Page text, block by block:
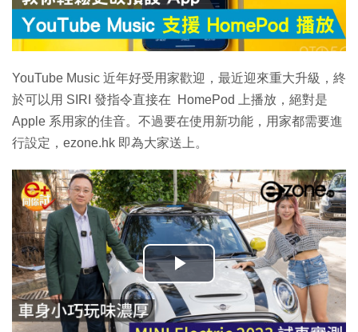
YouTube Music 近年好受用家歡迎，最近迎來重大升級，終
於可以用 SIRI 發指令直接在 HomePod 上播放，絕對是
Apple 系用家的佳音。不過要在使用新功能，用家都需要進
行設定，ezone.hk 即為大家送上。
播
放